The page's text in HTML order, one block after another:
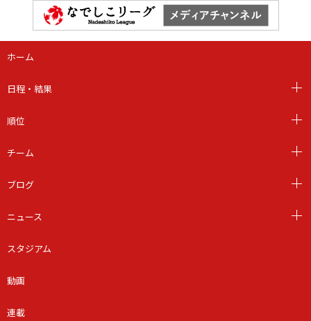
ホーム
日程・結果
順位
チーム
ブログ
ニュース
スタジアム
動画
連載